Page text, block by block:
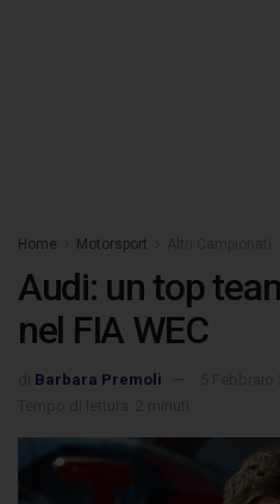
Home Motorsport
Audi: un top
nel FIA WEC
Barbara Premoli